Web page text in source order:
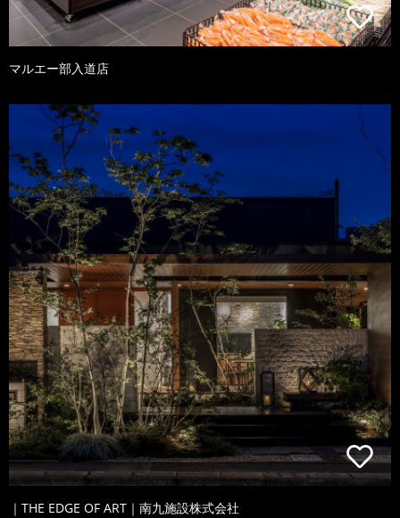
マルエー部入道店
｜THE EDGE OF ART｜南九施設株式会社